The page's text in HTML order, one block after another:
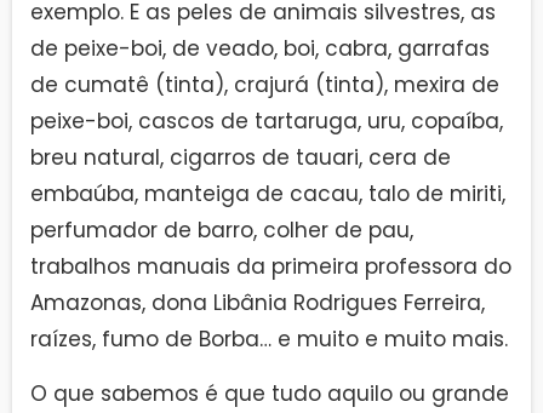
exemplo. E as peles de animais silvestres, as
de peixe-boi, de veado, boi, cabra, garrafas
de cumatê (tinta), crajurá (tinta), mexira de
peixe-boi, cascos de tartaruga, uru, copaíba,
breu natural, cigarros de tauari, cera de
embaúba, manteiga de cacau, talo de miriti,
perfumador de barro, colher de pau,
trabalhos manuais da primeira professora do
Amazonas, dona Libânia Rodrigues Ferreira,
raízes, fumo de Borba… e muito e muito mais.
O que sabemos é que tudo aquilo ou grande